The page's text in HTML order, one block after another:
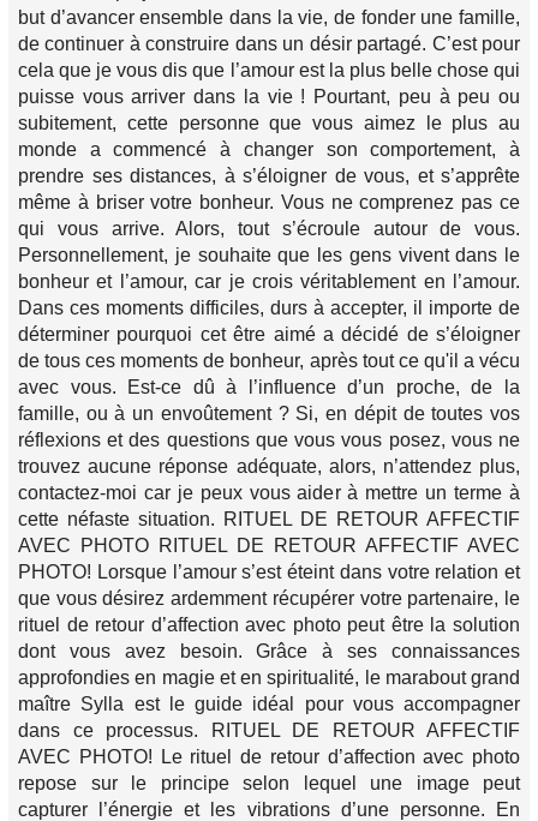
but d’avancer ensemble dans la vie, de fonder une famille,
de continuer à construire dans un désir partagé. C’est pour
cela que je vous dis que l’amour est la plus belle chose qui
puisse vous arriver dans la vie ! Pourtant, peu à peu ou
subitement, cette personne que vous aimez le plus au
monde a commencé à changer son comportement, à
prendre ses distances, à s’éloigner de vous, et s’apprête
même à briser votre bonheur. Vous ne comprenez pas ce
qui vous arrive. Alors, tout s’écroule autour de vous.
Personnellement, je souhaite que les gens vivent dans le
bonheur et l’amour, car je crois véritablement en l’amour.
Dans ces moments difficiles, durs à accepter, il importe de
déterminer pourquoi cet être aimé a décidé de s’éloigner
de tous ces moments de bonheur, après tout ce qu'il a vécu
avec vous. Est-ce dû à l’influence d’un proche, de la
famille, ou à un envoûtement ? Si, en dépit de toutes vos
réflexions et des questions que vous vous posez, vous ne
trouvez aucune réponse adéquate, alors, n’attendez plus,
contactez-moi car je peux vous aider à mettre un terme à
cette néfaste situation. RITUEL DE RETOUR AFFECTIF
AVEC PHOTO RITUEL DE RETOUR AFFECTIF AVEC
PHOTO! Lorsque l’amour s’est éteint dans votre relation et
que vous désirez ardemment récupérer votre partenaire, le
rituel de retour d’affection avec photo peut être la solution
dont vous avez besoin. Grâce à ses connaissances
approfondies en magie et en spiritualité, le marabout grand
maître Sylla est le guide idéal pour vous accompagner
dans ce processus. RITUEL DE RETOUR AFFECTIF
AVEC PHOTO! Le rituel de retour d’affection avec photo
repose sur le principe selon lequel une image peut
capturer l’énergie et les vibrations d’une personne. En